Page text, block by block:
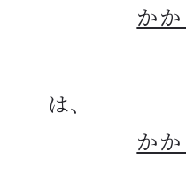
か
は
か